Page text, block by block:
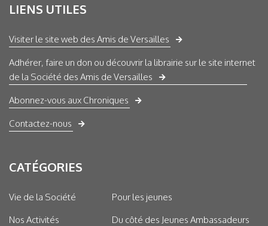
LIENS UTILES
Visiter le site web des Amis de Versailles
Adhérer, faire un don ou découvrir la librairie sur le site internet
de la Société des Amis de Versailles
Abonnez-vous aux Chroniques
Contactez-nous
CATÉGORIES
Vie de la Société
Nos Activités
Pour les jeunes
Du côté des Jeunes Ambassadeurs